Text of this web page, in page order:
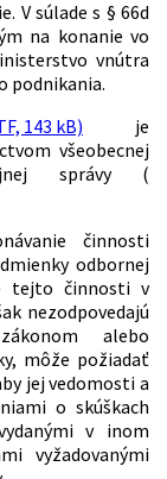
V súlade s § 66d
na konanie vo
vnútra
podnikania.
143 kB) je
všeobecnej
správy (
činnosti
odbornej
tejto činnosti v
nezodpovedajú
alebo
môže požiadať
jej vedomosti a
o skúškach
v inom
vyžadovanými